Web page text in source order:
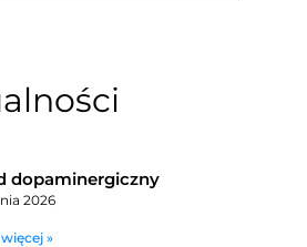
dopaminergiczny
2026
»